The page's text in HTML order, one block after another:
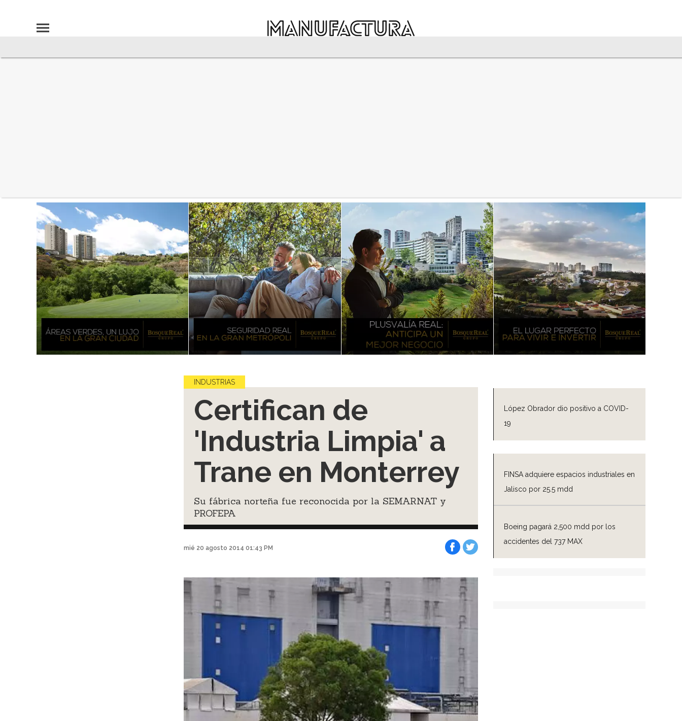
López Obrador dio positivo a COVID-
19
FINSA adquiere espacios industriales en
Jalisco por 25.5 mdd
Boeing pagará 2,500 mdd por los
accidentes del 737 MAX
INDUSTRIAS
Certifican de
'Industria Limpia' a
Trane en Monterrey
Su fábrica norteña fue reconocida por la SEMARNAT y
PROFEPA
mié 20 agosto 2014 01:43 PM